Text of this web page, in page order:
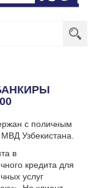
с поличным
Узбекистана.
в
кредита для
услуг